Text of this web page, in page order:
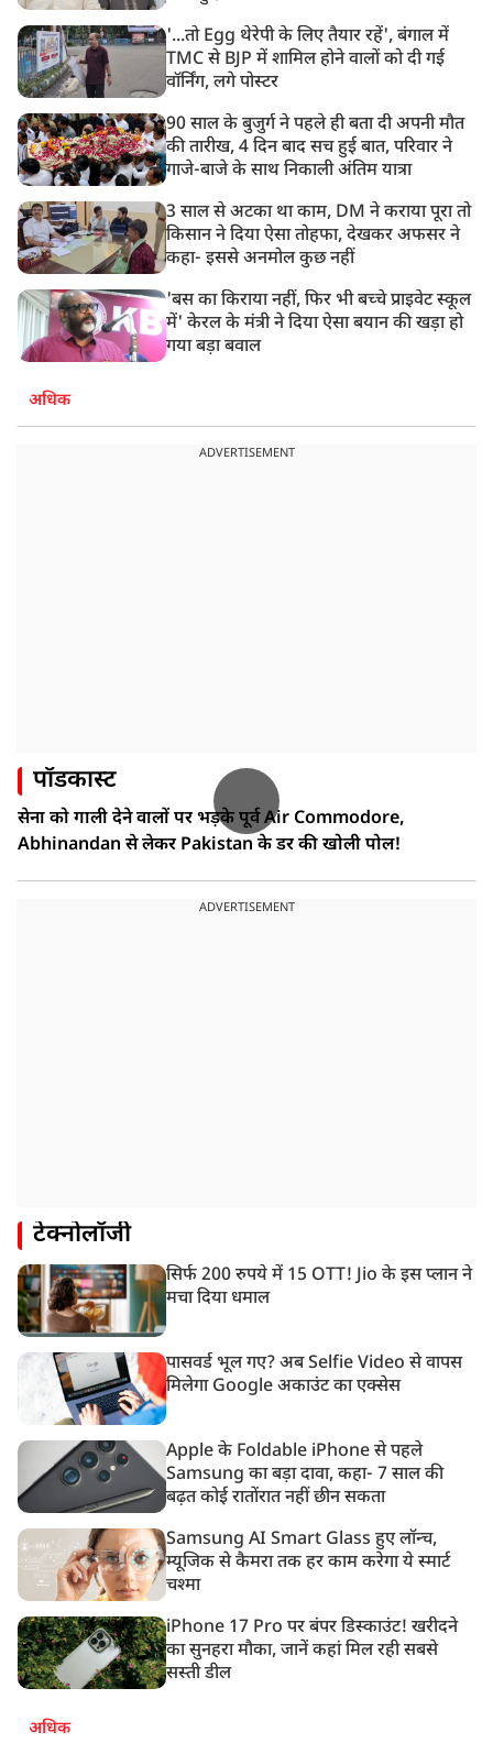
में करेंगे यात्रा का शुभारंभ
'...तो Egg थेरेपी के लिए तैयार रहें', बंगाल में
TMC से BJP में शामिल होने वालों को दी गई
वॉर्निंग, लगे पोस्टर
90 साल के बुजुर्ग ने पहले ही बता दी अपनी मौत
की तारीख, 4 दिन बाद सच हुई बात, परिवार ने
गाजे-बाजे के साथ निकाली अंतिम यात्रा
3 साल से अटका था काम, DM ने कराया पूरा तो
किसान ने दिया ऐसा तोहफा, देखकर अफसर ने
कहा- इससे अनमोल कुछ नहीं
'बस का किराया नहीं, फिर भी बच्चे प्राइवेट स्कूल
में' केरल के मंत्री ने दिया ऐसा बयान की खड़ा हो
गया बड़ा बवाल
अधिक
ADVERTISEMENT
पॉडकास्ट
सेना को गाली देने वालों पर भड़के पूर्व Air Commodore,
Abhinandan से लेकर Pakistan के डर की खोली पोल!
ADVERTISEMENT
टेक्नोलॉजी
सिर्फ 200 रुपये में 15 OTT! Jio के इस प्लान ने
मचा दिया धमाल
पासवर्ड भूल गए? अब Selfie Video से वापस
मिलेगा Google अकाउंट का एक्सेस
Apple के Foldable iPhone से पहले
Samsung का बड़ा दावा, कहा- 7 साल की
बढ़त कोई रातोंरात नहीं छीन सकता
Samsung AI Smart Glass हुए लॉन्च,
म्यूजिक से कैमरा तक हर काम करेगा ये स्मार्ट
चश्मा
iPhone 17 Pro पर बंपर डिस्काउंट! खरीदने
का सुनहरा मौका, जानें कहां मिल रही सबसे
सस्ती डील
अधिक